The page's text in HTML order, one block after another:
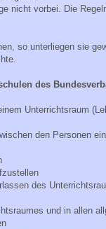
nicht vorbei. Die
so unterliegen sie
des
Unterrichtsraum
den Personen
des
und in allen